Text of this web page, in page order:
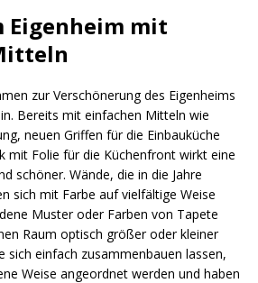
Eigenheim mit
zur Verschönerung des Eigenheims
Bereits mit einfachen Mitteln wie
neuen Griffen für die Einbauküche
mit Folie für die Küchenfront wirkt eine
schöner. Wände, die in die Jahre
sich mit Farbe auf vielfältige Weise
Muster oder Farben von Tapete
Raum optisch größer oder kleiner
sich einfach zusammenbauen lassen,
Weise angeordnet werden und haben